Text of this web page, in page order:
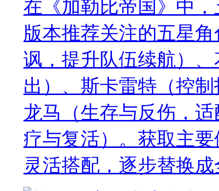
在《加勒比帝国》中
版本推荐关注的五星
讽，提升队伍续航）
出）、斯卡雷特（控
龙马（生存与反伤，
疗与复活）。获取主
灵活搭配，逐步替换